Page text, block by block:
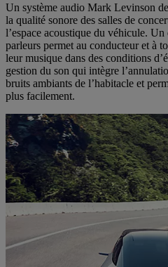
Un système audio Mark Levinson
la qualité sonore des salles de
l’espace acoustique du véhicule.
parleurs permet au conducteur et à
leur musique dans des conditions
gestion du son qui intègre
bruits ambiants de l’habitacle et
plus facilement.